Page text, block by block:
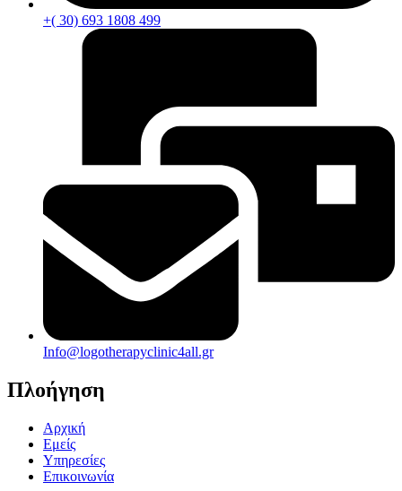
+( 30) 693 1808 499
Info@logotherapyclinic4all.gr
Πλοήγηση
Αρχική
Εμείς
Υπηρεσίες
Επικοινωνία